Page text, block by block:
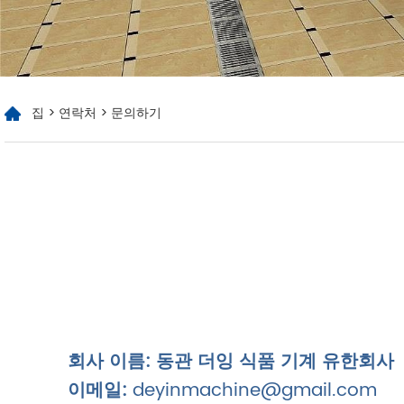
집 > 연락처 > 문의하기
회사 이름: 동관 더잉 식품 기계 유한회사
이메일: deyinmachine@gmail.com